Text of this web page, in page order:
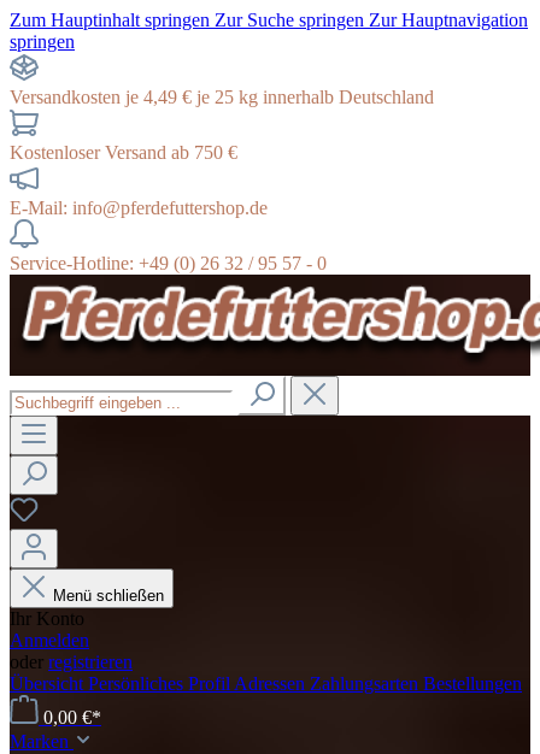
Zum Hauptinhalt springen Zur Suche springen Zur Hauptnavigation
springen
Versandkosten je 4,49 € je 25 kg innerhalb Deutschland
Kostenloser Versand ab 750 €
E-Mail: info@pferdefuttershop.de
Service-Hotline: +49 (0) 26 32 / 95 57 - 0
Menü schließen
Ihr Konto
Anmelden
oder registrieren
Übersicht Persönliches Profil Adressen Zahlungsarten Bestellungen
0,00 €*
Marken